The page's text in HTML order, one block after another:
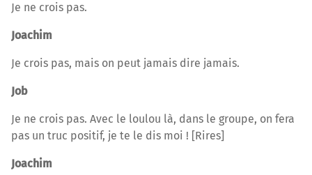
Je ne crois pas.
Joachim
Je crois pas, mais on peut jamais dire jamais.
Job
Je ne crois pas. Avec le loulou là, dans le groupe, on fera
pas un truc positif, je te le dis moi ! [Rires]
Joachim